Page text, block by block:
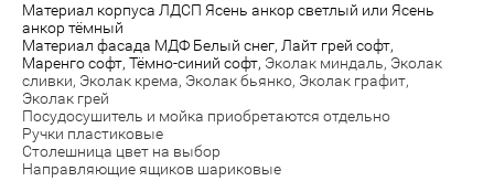
Материал корпуса ЛДСП Ясень анкор светлый или Ясень
анкор тёмный
Материал фасада МДФ Белый снег, Лайт грей софт,
Маренго софт, Тёмно-синий софт, Эколак миндаль, Эколак
сливки, Эколак крема, Эколак бьянко, Эколак графит,
Эколак грей
Посудосушитель и мойка приобретаются отдельно
Ручки пластиковые
Столешница цвет на выбор
Направляющие ящиков шариковые